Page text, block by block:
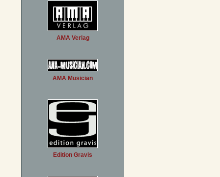
AMA Verlag
AMA Musician
Edition Gravis